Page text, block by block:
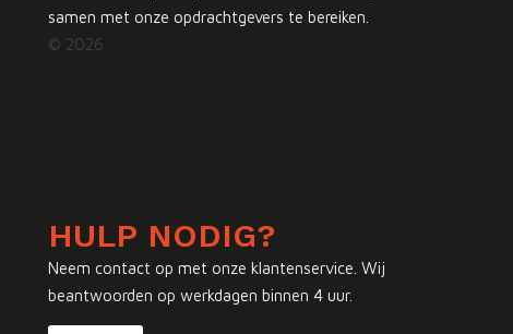
samen met onze opdrachtgevers te bereiken.
© 2026
HULP NODIG?
Neem contact op met onze klantenservice. Wij
beantwoorden op werkdagen binnen 4 uur.